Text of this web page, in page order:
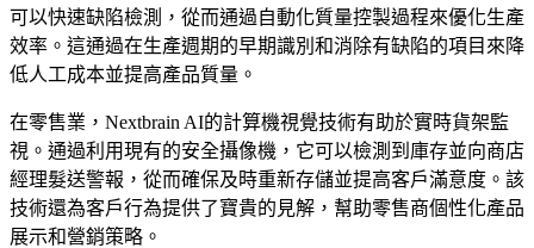
可以快速缺陷檢測，從而通過自動化質量控製過程來優化生產
效率。這通過在生產週期的早期識別和消除有缺陷的項目來降
低人工成本並提高產品質量。
在零售業，Nextbrain AI的計算機視覺技術有助於實時貨架監
視。通過利用現有的安全攝像機，它可以檢測到庫存並向商店
經理髮送警報，從而確保及時重新存儲並提高客戶滿意度。該
技術還為客戶行為提供了寶貴的見解，幫助零售商個性化產品
展示和營銷策略。